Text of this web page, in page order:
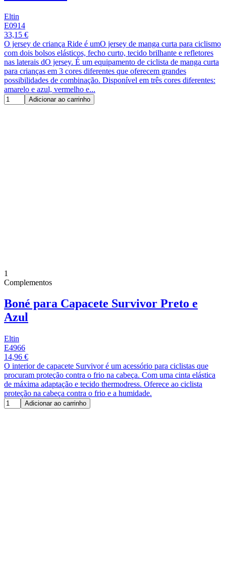
Eltin
E0914
33,15 €
O jersey de criança Ride é umO jersey de manga curta para ciclismo
com dois bolsos elásticos, fecho curto, tecido brilhante e refletores
nas laterais dO jersey. É um equipamento de ciclista de manga curta
para crianças em 3 cores diferentes que oferecem grandes
possibilidades de combinação. Disponível em três cores diferentes:
amarelo e azul, vermelho e...
Adicionar ao carrinho
1
Complementos
Boné para Capacete Survivor Preto e
Azul
Eltin
E4966
14,96 €
O interior de capacete Survivor é um acessório para ciclistas que
procuram proteção contra o frio na cabeça. Com uma cinta elástica
de máxima adaptação e tecido thermodress. Oferece ao ciclista
proteção na cabeça contra o frio e a humidade.
Adicionar ao carrinho